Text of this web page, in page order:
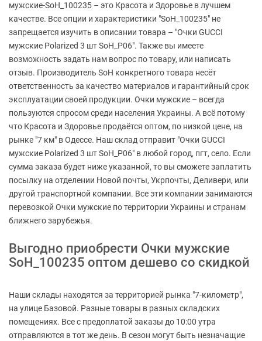
мужские-SoH_100235 – это Красота и Здоровье в лучшем
качестве. Все опции и характеристики "SoH_100235" не
запрещается изучить в описании товара – "Очки GUCCI
мужские Polarized 3 шт SoH_P06". Также вы имеете
возможность задать нам вопрос по товару, или написать
отзыв. Производитель SoH конкретного товара несёт
ответственность за качество материалов и гарантийный срок
эксплуатации своей продукции. Очки мужские – всегда
пользуются спросом среди населения Украины. А всё потому
что Красота и Здоровье продаётся оптом, по низкой цене, на
рынке "7 км" в Одессе. Наш склад отправит "Очки GUCCI
мужские Polarized 3 шт SoH_P06" в любой город, пгт, село. Если
сумма заказа будет ниже указанной, то вы сможете заплатить
посылку на отделении Новой почты, Укрпочты, Деливери, или
другой транспортной компании. Все эти компании занимаются
перевозкой Очки мужские по территории Украины и странам
ближнего зарубежья.
Выгодно приобрести Очки мужские
SoH_100235 оптом дешево со скидкой
Наши склады находятся за территорией рынка "7-километр",
на улице Базовой. Разные товары в разных складских
помещениях. Все с предоплатой заказы до 10:00 утра
отправляются в тот же день. В сезон могут быть незначащие